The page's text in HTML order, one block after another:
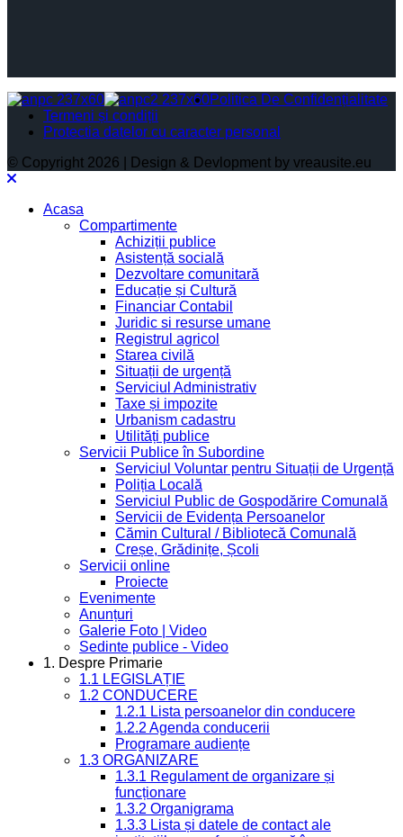
Politica De Confidențialitate
Termeni și condiții
Protectia datelor cu caracter personal
© Copyright 2026 | Design & Devlopment by vreausite.eu
Acasa
Compartimente
Achiziții publice
Asistență socială
Dezvoltare comunitară
Educație și Cultură
Financiar Contabil
Juridic si resurse umane
Registrul agricol
Starea civilă
Situații de urgență
Serviciul Administrativ
Taxe și impozite
Urbanism cadastru
Utilități publice
Servicii Publice în Subordine
Serviciul Voluntar pentru Situații de Urgență
Poliția Locală
Serviciul Public de Gospodărire Comunală
Servicii de Evidența Persoanelor
Cămin Cultural / Bibliotecă Comunală
Creșe, Grădinițe, Școli
Servicii online
Proiecte
Evenimente
Anunțuri
Galerie Foto | Video
Sedinte publice - Video
1. Despre Primarie
1.1 LEGISLAȚIE
1.2 CONDUCERE
1.2.1 Lista persoanelor din conducere
1.2.2 Agenda conducerii
Programare audiențe
1.3 ORGANIZARE
1.3.1 Regulament de organizare și
funcționare
1.3.2 Organigrama
1.3.3 Lista și datele de contact ale